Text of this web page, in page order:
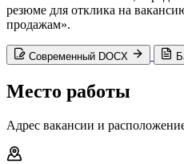
резюме для отклика на
продажам».
Современный DOCX
Место работы
Адрес вакансии и